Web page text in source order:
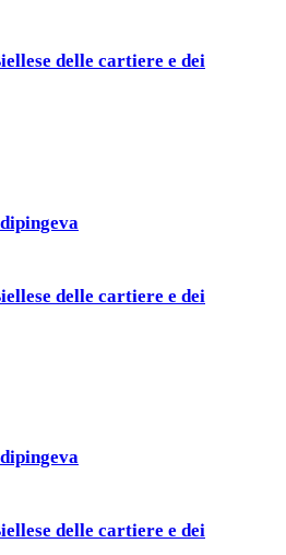
delle cartiere e dei
delle cartiere e dei
delle cartiere e dei